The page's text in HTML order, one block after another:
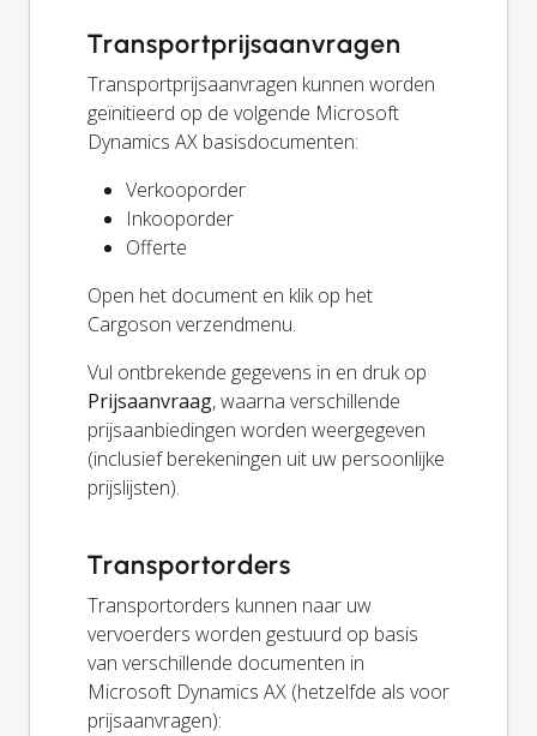
Transportprijsaanvragen
Transportprijsaanvragen kunnen worden
geïnitieerd op de volgende Microsoft
Dynamics AX basisdocumenten:
Verkooporder
Inkooporder
Offerte
Open het document en klik op het
Cargoson verzendmenu.
Vul ontbrekende gegevens in en druk op
Prijsaanvraag, waarna verschillende
prijsaanbiedingen worden weergegeven
(inclusief berekeningen uit uw persoonlijke
prijslijsten).
Transportorders
Transportorders kunnen naar uw
vervoerders worden gestuurd op basis
van verschillende documenten in
Microsoft Dynamics AX (hetzelfde als voor
prijsaanvragen):